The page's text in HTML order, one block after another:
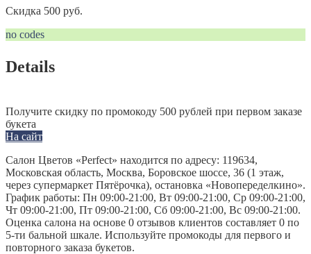
Скидка 500 руб.
no codes
Details
Получите скидку по промокоду 500 рублей при первом заказе
букета
На сайт
Салон Цветов «Perfect» находится по адресу: 119634,
Московская область, Москва, Боровское шоссе, 36 (1 этаж,
через супермаркет Пятёрочка), остановка «Новопеределкино».
График работы: Пн 09:00-21:00, Вт 09:00-21:00, Ср 09:00-21:00,
Чт 09:00-21:00, Пт 09:00-21:00, Сб 09:00-21:00, Вс 09:00-21:00.
Оценка салона на основе 0 отзывов клиентов составляет 0 по
5-ти бальной шкале. Используйте промокоды для первого и
повторного заказа букетов.